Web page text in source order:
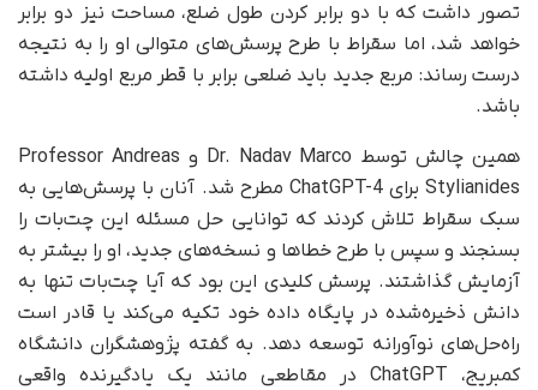
تصور داشت که با دو برابر کردن طول ضلع، مساحت نیز دو برابر
خواهد شد، اما سقراط با طرح پرسش‌های متوالی او را به نتیجه‌
درست رساند: مربع جدید باید ضلعی برابر با قطر مربع اولیه داشته
باشد.
همین چالش توسط Dr. Nadav Marco و Professor Andreas
Stylianides برای ChatGPT-4 مطرح شد. آنان با پرسش‌هایی به
سبک سقراط تلاش کردند که توانایی حل مسئله‌ این چت‌بات را
بسنجند و سپس با طرح خطاها و نسخه‌های جدید، او را بیشتر به
آزمایش گذاشتند. پرسش کلیدی این بود که آیا چت‌بات تنها به
دانش ذخیره‌شده در پایگاه داده‌ خود تکیه می‌کند یا قادر است
راه‌حل‌های نوآورانه توسعه دهد. به گفته‌ پژوهشگران دانشگاه
کمبریج، ChatGPT در مقاطعی مانند یک یادگیرنده واقعی